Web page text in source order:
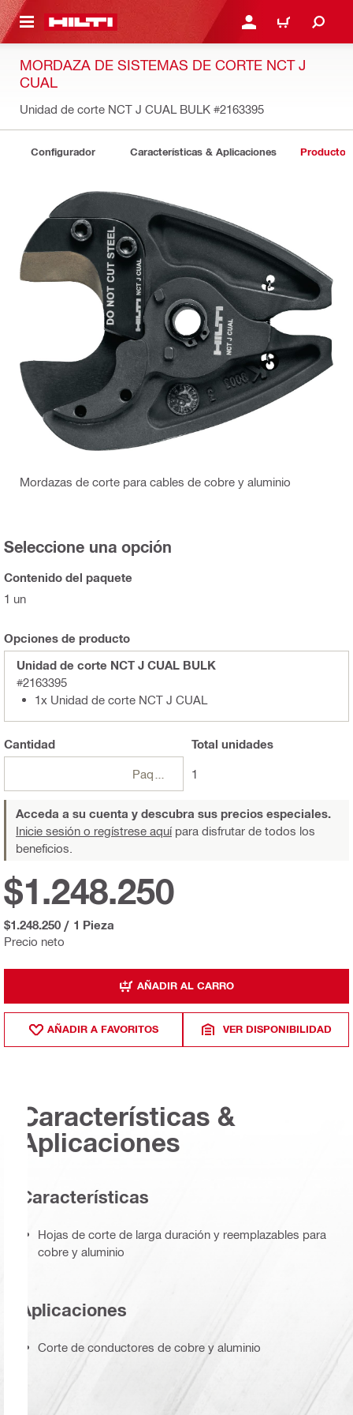
PRINCIPAL INICIE SESIÓN O
CARRITO
MORDAZA DE SISTEMAS DE CORTE NCT J
CUAL
Unidad de corte NCT J CUAL BULK #2163395
Configurador Características & Aplicaciones
Mordazas de corte para cables de cobre y aluminio
Seleccione una opción
Contenido del paquete
1 un
Opciones de producto
Unidad de corte NCT J CUAL BULK
#2163395
1x Unidad de corte NCT J CUAL
Cantidad Total unidades
1
Acceda a su cuenta y descubra sus precios especiales.
Inicie sesión o regístrese aquípara disfrutar de todos los
beneficios.
Precio neto
$1.248.250
$1.248.250 / 1 Pieza
AÑADIR AL CARRO
AÑADIR A FAVORITOS VER DISPONIBILIDAD
Características &
Aplicaciones
Características
Hojas de corte de larga duración y reemplazables para
cobre y aluminio
Aplicaciones
Corte de conductores de cobre y aluminio